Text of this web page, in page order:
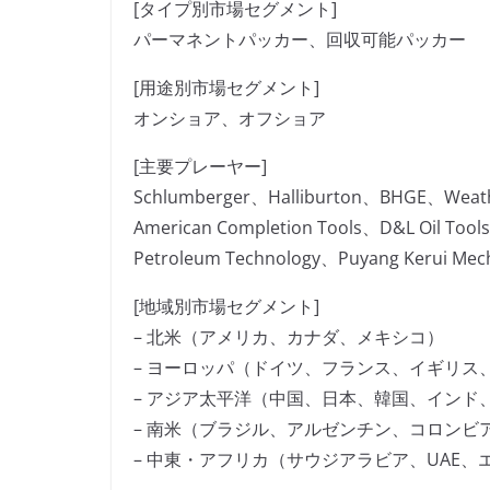
[タイプ別市場セグメント]
パーマネントパッカー、回収可能パッカー
[用途別市場セグメント]
オンショア、オフショア
[主要プレーヤー]
Schlumberger、Halliburton、BHGE、
American Completion Tools、D&L Oil
Petroleum Technology、Puyang Kerui
[地域別市場セグメント]
– 北米（アメリカ、カナダ、メキシコ）
– ヨーロッパ（ドイツ、フランス、イギリス
– アジア太平洋（中国、日本、韓国、インド
– 南米（ブラジル、アルゼンチン、コロンビ
– 中東・アフリカ（サウジアラビア、UAE、